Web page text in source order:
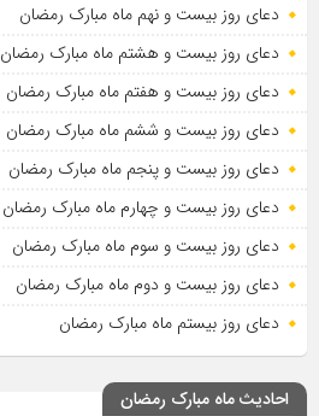
دعای روز بیست و نهم ماه مبارک رمضان
دعای روز بیست و هشتم ماه مبارک رمضان
دعای روز بیست و هفتم ماه مبارک رمضان
دعای روز بیست و ششم ماه مبارک رمضان
دعای روز بیست و پنجم ماه مبارک رمضان
دعای روز بیست و چهارم ماه مبارک رمضان
دعای روز بیست و سوم ماه مبارک رمضان
دعای روز بیست و دوم ماه مبارک رمضان
دعای روز بیستم ماه مبارک رمضان
احادیث ماه مبارک رمضان